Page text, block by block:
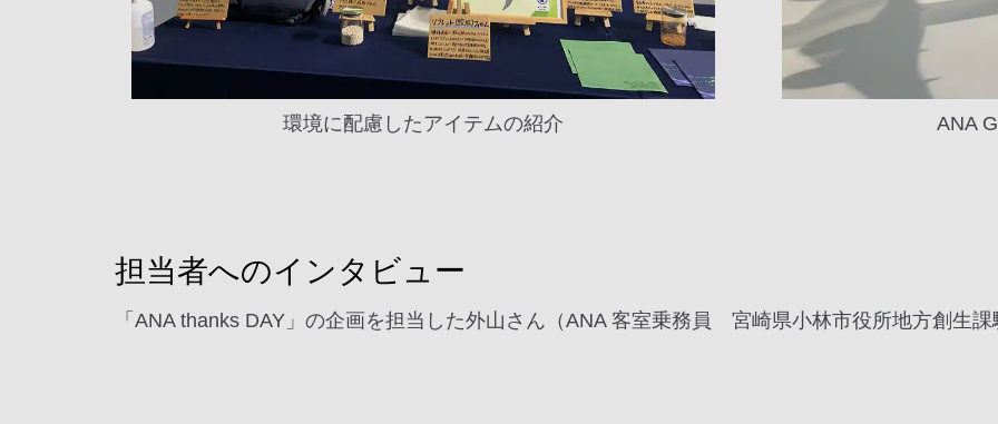
環境に配慮したアイテムの紹介 ANA
担当者へのインタビュー
「ANA thanks DAY」の企画を担当した外山さん（ANA 客室乗務員 宮崎県小林市役所地方創生